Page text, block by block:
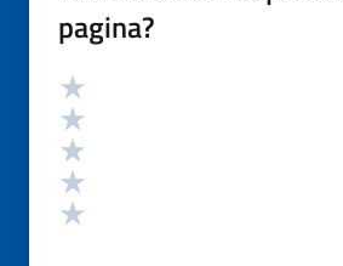
pagina?
Valutazione